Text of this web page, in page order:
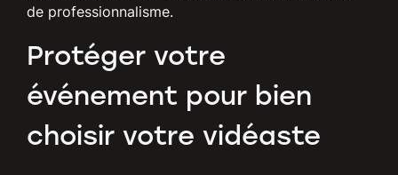
de professionnalisme.
Protéger votre
événement pour bien
choisir votre vidéaste